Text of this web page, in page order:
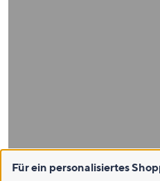
Für ein personalisiertes